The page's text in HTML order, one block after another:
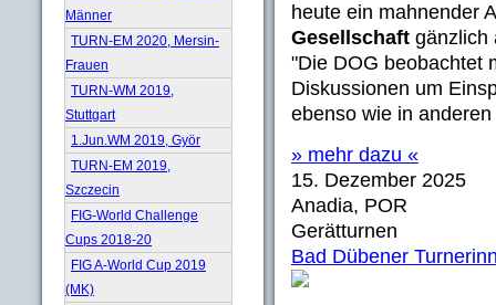
Männer
TURN-EM 2020, Mersin-
Frauen
TURN-WM 2019,
Stuttgart
1.Jun.WM 2019, Györ
TURN-EM 2019,
Szczecin
FIG-World Challenge
Cups 2018-20
FIG A-World Cup 2019
(MK)
heute ein mahnender
Gesellschaft gänzlich
"Die DOG beobachtet
Diskussionen um
ebenso wie in
» mehr dazu «
15. Dezember 2025
Anadia, POR
Gerätturnen
Bad Dübener